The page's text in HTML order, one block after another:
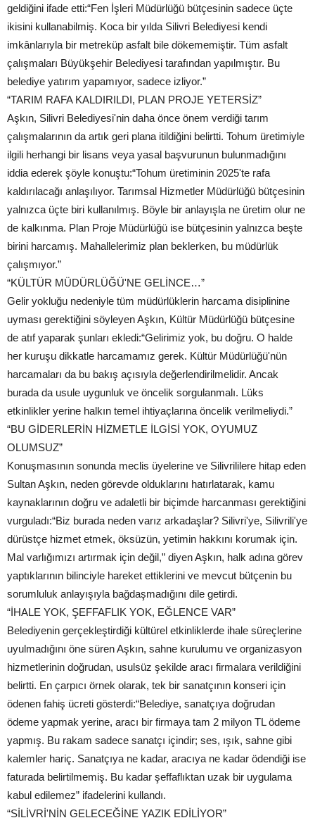
geldiğini ifade etti:“Fen İşleri Müdürlüğü bütçesinin sadece üçte
ikisini kullanabilmiş. Koca bir yılda Silivri Belediyesi kendi
imkânlarıyla bir metreküp asfalt bile dökememiştir. Tüm asfalt
çalışmaları Büyükşehir Belediyesi tarafından yapılmıştır. Bu
belediye yatırım yapamıyor, sadece izliyor.”
“TARIM RAFA KALDIRILDI, PLAN PROJE YETERSİZ”
Aşkın, Silivri Belediyesi'nin daha önce önem verdiği tarım
çalışmalarının da artık geri plana itildiğini belirtti. Tohum üretimiyle
ilgili herhangi bir lisans veya yasal başvurunun bulunmadığını
iddia ederek şöyle konuştu:“Tohum üretiminin 2025'te rafa
kaldırılacağı anlaşılıyor. Tarımsal Hizmetler Müdürlüğü bütçesinin
yalnızca üçte biri kullanılmış. Böyle bir anlayışla ne üretim olur ne
de kalkınma. Plan Proje Müdürlüğü ise bütçesinin yalnızca beşte
birini harcamış. Mahallelerimiz plan beklerken, bu müdürlük
çalışmıyor.”
“KÜLTÜR MÜDÜRLÜĞÜ'NE GELİNCE…”
Gelir yokluğu nedeniyle tüm müdürlüklerin harcama disiplinine
uyması gerektiğini söyleyen Aşkın, Kültür Müdürlüğü bütçesine
de atıf yaparak şunları ekledi:“Gelirimiz yok, bu doğru. O halde
her kuruşu dikkatle harcamamız gerek. Kültür Müdürlüğü'nün
harcamaları da bu bakış açısıyla değerlendirilmelidir. Ancak
burada da usule uygunluk ve öncelik sorgulanmalı. Lüks
etkinlikler yerine halkın temel ihtiyaçlarına öncelik verilmeliydi.”
“BU GİDERLERİN HİZMETLE İLGİSİ YOK, OYUMUZ
OLUMSUZ”
Konuşmasının sonunda meclis üyelerine ve Silivrililere hitap eden
Sultan Aşkın, neden görevde olduklarını hatırlatarak, kamu
kaynaklarının doğru ve adaletli bir biçimde harcanması gerektiğini
vurguladı:“Biz burada neden varız arkadaşlar? Silivri'ye, Silivrili'ye
dürüstçe hizmet etmek, öksüzün, yetimin hakkını korumak için.
Mal varlığımızı artırmak için değil,” diyen Aşkın, halk adına görev
yaptıklarının bilinciyle hareket ettiklerini ve mevcut bütçenin bu
sorumluluk anlayışıyla bağdaşmadığını dile getirdi.
“İHALE YOK, ŞEFFAFLIK YOK, EĞLENCE VAR”
Belediyenin gerçekleştirdiği kültürel etkinliklerde ihale süreçlerine
uyulmadığını öne süren Aşkın, sahne kurulumu ve organizasyon
hizmetlerinin doğrudan, usulsüz şekilde aracı firmalara verildiğini
belirtti. En çarpıcı örnek olarak, tek bir sanatçının konseri için
ödenen fahiş ücreti gösterdi:“Belediye, sanatçıya doğrudan
ödeme yapmak yerine, aracı bir firmaya tam 2 milyon TL ödeme
yapmış. Bu rakam sadece sanatçı içindir; ses, ışık, sahne gibi
kalemler hariç. Sanatçıya ne kadar, aracıya ne kadar ödendiği ise
faturada belirtilmemiş. Bu kadar şeffaflıktan uzak bir uygulama
kabul edilemez” ifadelerini kullandı.
“SİLİVRİ'NİN GELECEĞİNE YAZIK EDİLİYOR”